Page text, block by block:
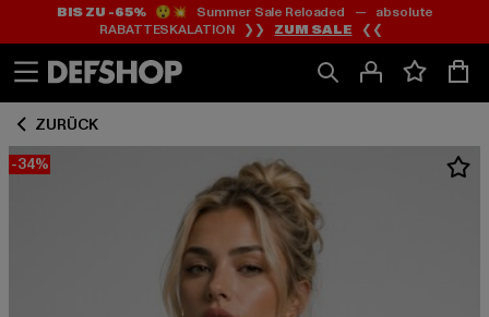
Zum
Inhalt
springen
Zum
Fußzeile
springen
BIS ZU -65%😲💥 Summer Sale Reloaded — absolute
RABATTESKALATION ❯❯ ZUM SALE ❮❮
ZURÜCK
-34%